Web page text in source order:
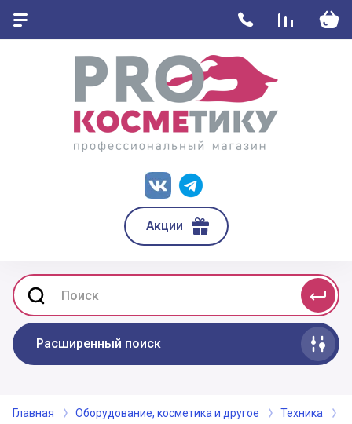
Акции
Расширенный поиск
Главная Оборудование, косметика и другое Техника